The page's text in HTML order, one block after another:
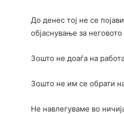
До денес тој не се
објаснување за
Зошто не доаѓа на
Зошто не им се обрати
Не навлегуваме во